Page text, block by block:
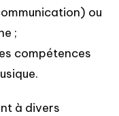
ou
;
compétences
à divers